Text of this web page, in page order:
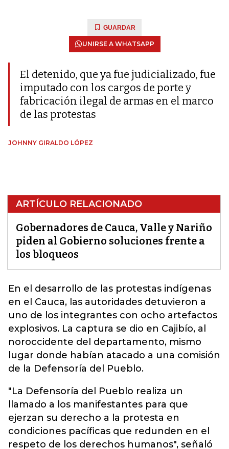
GUARDAR
UNIRSE A WHATSAPP
El detenido, que ya fue judicializado, fue
imputado con los cargos de porte y
fabricación ilegal de armas en el marco
de las protestas
JOHNNY GIRALDO LÓPEZ
ARTÍCULO RELACIONADO
Gobernadores de Cauca, Valle y Nariño
piden al Gobierno soluciones frente a
los bloqueos
En el desarrollo de las protestas indígenas
en el Cauca, las autoridades detuvieron a
uno de los integrantes con ocho artefactos
explosivos. La captura se dio en Cajibío, al
noroccidente del departamento, mismo
lugar donde habían atacado a una comisión
de la Defensoría del Pueblo.
"La Defensoría del Pueblo realiza un
llamado a los manifestantes para que
ejerzan su derecho a la protesta en
condiciones pacíficas que redunden en el
respeto de los derechos humanos", señaló